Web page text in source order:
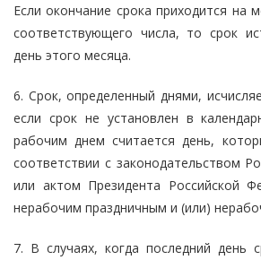
Если окончание срока приходится на
соответствующего числа, то срок
день этого месяца.
6. Срок, определенный днями,
если срок не установлен в
рабочим днем считается день,
соответствии с законодательством
или актом Президента Российской
нерабочим праздничным и (или)
7. В случаях, когда последний день